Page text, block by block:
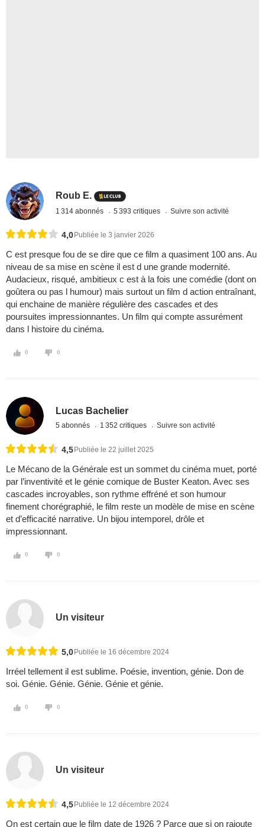
Roub E.
1 314 abonnés 5 393 critiques Suivre son activité
4,0 Publiée le 3 janvier 2026
C est presque fou de se dire que ce film a quasiment 100 ans. Au
niveau de sa mise en scène il est d une grande modernité.
Audacieux, risqué, ambitieux c est à la fois une comédie (dont on
goûtera ou pas l humour) mais surtout un film d action entraînant,
qui enchaine de manière régulière des cascades et des
poursuites impressionnantes. Un film qui compte assurément
dans l histoire du cinéma.
0 0
Lucas Bachelier
5 abonnés 1 352 critiques Suivre son activité
4,5 Publiée le 22 juillet 2025
Le Mécano de la Générale est un sommet du cinéma muet, porté
par l’inventivité et le génie comique de Buster Keaton. Avec ses
cascades incroyables, son rythme effréné et son humour
finement chorégraphié, le film reste un modèle de mise en scène
et d’efficacité narrative. Un bijou intemporel, drôle et
impressionnant.
0 0
Un visiteur
5,0 Publiée le 16 décembre 2024
Irréel tellement il est sublime. Poésie, invention, génie. Don de
soi. Génie. Génie. Génie. Génie et génie.
0 0
Un visiteur
4,5 Publiée le 12 décembre 2024
On est certain que le film date de 1926 ? Parce que si on rajoute